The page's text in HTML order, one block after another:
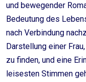
und bewegender
Bedeutung des
nach Verbindung
Darstellung einer
zu finden, und eine
leisesten Stimmen